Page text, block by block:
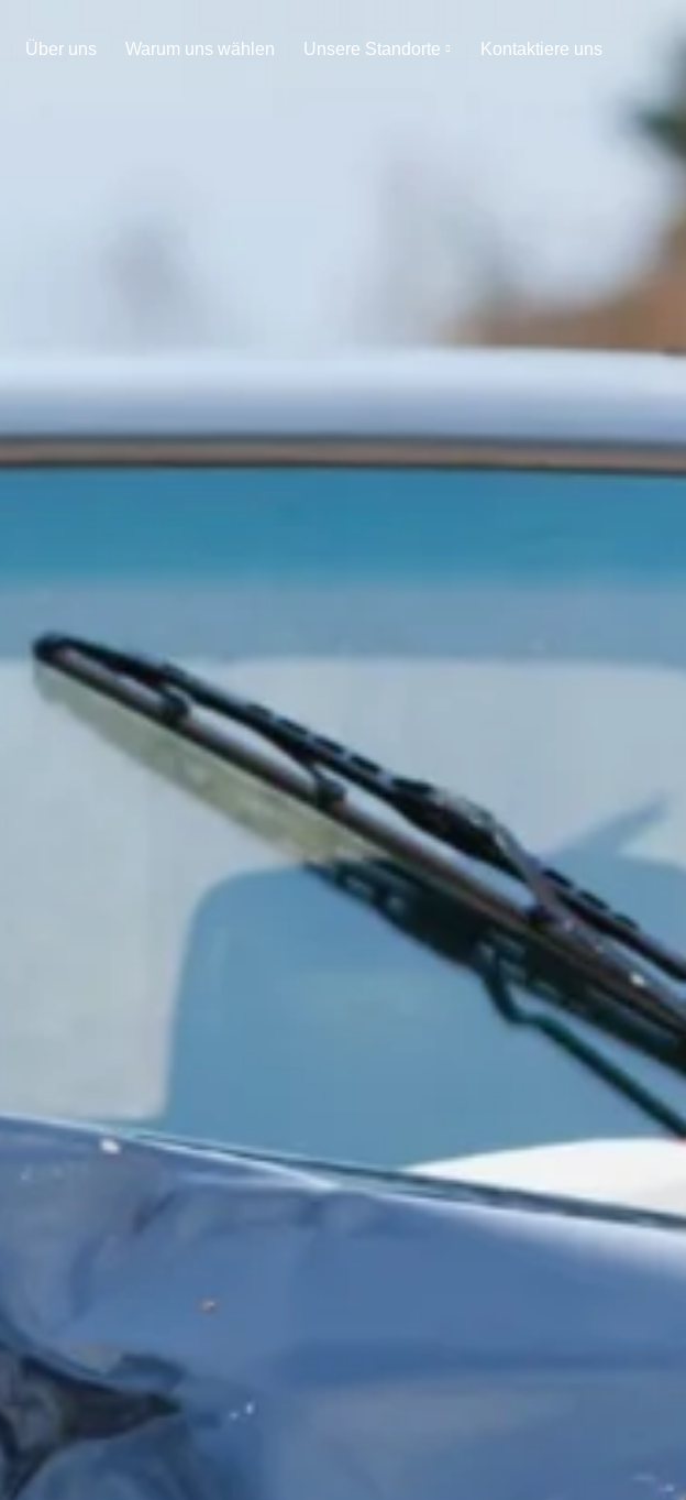
Über uns Warum uns wählen Unsere Standorte Kontaktiere uns